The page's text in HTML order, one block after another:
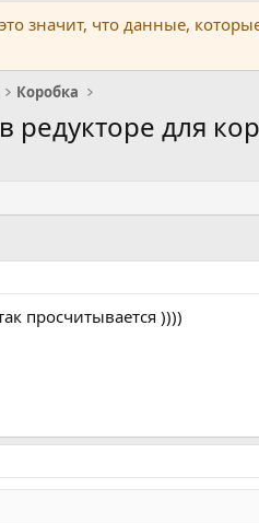
значит, что данные,
Коробка
для
просчитывается ))))